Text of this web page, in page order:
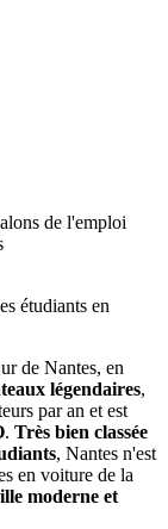
de l'emploi
étudiants en
de Nantes, en
légendaires,
par an et est
. Très bien classée
, Nantes n'est
en voiture de la
moderne et